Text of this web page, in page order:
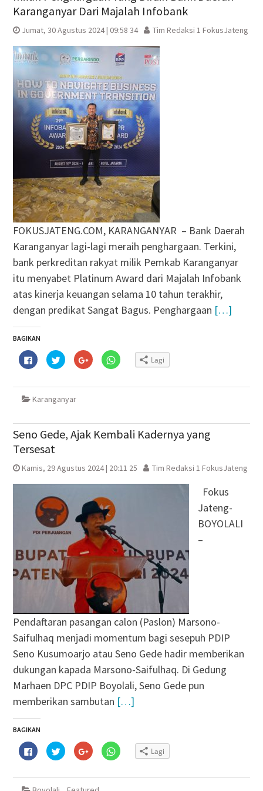
Karanganyar Dari Majalah Infobank
Jumat, 30 Agustus 2024 | 09:58 34 Tim Redaksi 1 FokusJateng
FOKUSJATENG.COM, KARANGANYAR – Bank Daerah
Karanganyar lagi-lagi meraih penghargaan. Terkini,
bank perkreditan rakyat milik Pemkab Karanganyar
itu menyabet Platinum Award dari Majalah Infobank
atas kinerja keuangan selama 10 tahun terakhir,
dengan predikat Sangat Bagus. Penghargaan […]
BAGIKAN
Klik
untuk
membagikan
Facebook(Membuka
jendela
Klik
untuk
berbagi
Twitter(Membuka
jendela
yang
Klik
untuk
berbagi
Google+
baru)
Klik
untuk
WhatsApp(Membuka
Lagi
Karanganyar
Seno Gede, Ajak Kembali Kadernya yang
Tersesat
Kamis, 29 Agustus 2024 | 20:11 25 Tim Redaksi 1 FokusJateng
Fokus
Jateng-
BOYOLALI
–
Pendaftaran pasangan calon (Paslon) Marsono-
Saifulhaq menjadi momentum bagi sesepuh PDIP
Seno Kusumoarjo atau Seno Gede hadir memberikan
dukungan kapada Marsono-Saifulhaq. Di Gedung
Marhaen DPC PDIP Boyolali, Seno Gede pun
memberikan sambutan […]
BAGIKAN
Klik
untuk
membagikan
Facebook(Membuka
Klik
untuk
berbagi
Twitter(Membuka
Klik
untuk
berbagi
Google+
Klik
untuk
WhatsApp(Membuka
Lagi